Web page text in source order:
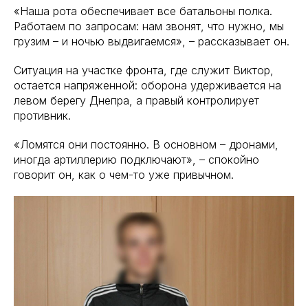
«Наша рота обеспечивает все батальоны полка.
Работаем по запросам: нам звонят, что нужно, мы
грузим – и ночью выдвигаемся», – рассказывает он.
Ситуация на участке фронта, где служит Виктор,
остается напряженной: оборона удерживается на
левом берегу Днепра, а правый контролирует
противник.
«Ломятся они постоянно. В основном – дронами,
иногда артиллерию подключают», – спокойно
говорит он, как о чем-то уже привычном.